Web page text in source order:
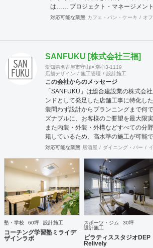
は…… プロジェクト・マネージメン
ケティング・ファイナンスから施工
メントを最適化するためのお手伝い
と。 従来、「資金調達プランニング
ング」や「ブランディング」、「設計
「広告(集客)」等、別々の会社に発注
かった業務をワンストップでサポート
ジェクト・マネージメント会社であ
プロジェクト・マネージメント会社
性を持った複合的な戦略の提案と、
えた付加価値創造で、クライアント
させていただきます。
対応可能な業態 カフェ・パン・ケーキ オ
SANFUKU [株式会社三福]
愛知県名古屋市守山区幸心3-1119
店舗デザイン
施工管理 設計施工
この会社からのメッセージ
「SANFUKU」は総合建設業の株式会
ンドとして発足した店舗工事に特化し
装問わず設計からプランニングまで何
ズナブルに、お客様のご要望を最大限
また内装・外装・外構などすべての分
籍しているため、高水準の施工が可能
に綺麗なのは当たり前！腕の良さは年
コミニケーション力に優れています。
プンできるようきめ細やかな対応を心
対応可能な業態 居酒屋 ダイニング・バー
塾・学校 60坪 設計施工
コーチング学習塾ミライデ
ザインラボ
スポーツ・ジム
30坪
設計施工
ピラティススタジオDEP
Relively